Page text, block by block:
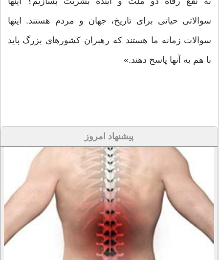
سوالاتی حیاتی برای تاریخ، جهان و مردم هستند. اینها
سوالات زمانه ما هستند که رهبران کشورهای بزرگ باید
با هم به آنها پاسخ دهند.»
پیشنهاد امروز